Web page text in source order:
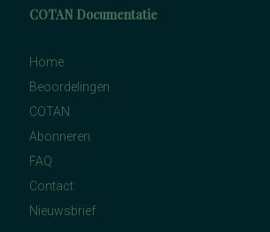
COTAN Documentatie
Home
Beoordelingen
COTAN
Abonneren
FAQ
Contact
Nieuwsbrief